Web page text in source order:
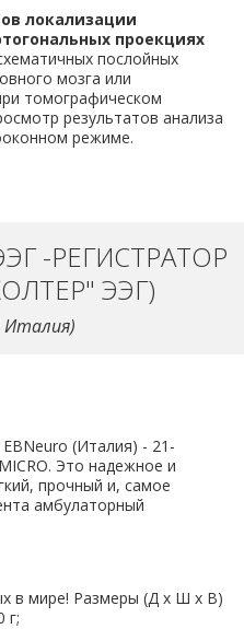
локализации
проекциях
послойных
мозга или
томографическом
результатов анализа
режиме.
-РЕГИСТРАТОР
ЭЭГ)
Италия)
(Италия) - 21-
Это надежное и
прочный и, самое
амбулаторный
в мире! Размеры (Д x Ш x В)
г;